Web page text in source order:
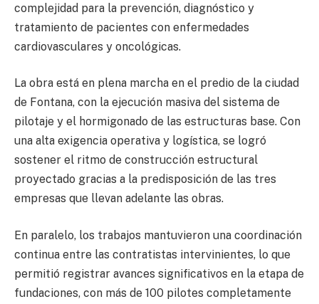
complejidad para la prevención, diagnóstico y
tratamiento de pacientes con enfermedades
cardiovasculares y oncológicas.
La obra está en plena marcha en el predio de la ciudad
de Fontana, con la ejecución masiva del sistema de
pilotaje y el hormigonado de las estructuras base. Con
una alta exigencia operativa y logística, se logró
sostener el ritmo de construcción estructural
proyectado gracias a la predisposición de las tres
empresas que llevan adelante las obras.
En paralelo, los trabajos mantuvieron una coordinación
continua entre las contratistas intervinientes, lo que
permitió registrar avances significativos en la etapa de
fundaciones, con más de 100 pilotes completamente